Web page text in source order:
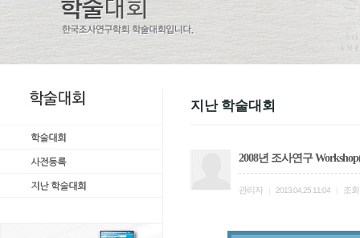
지난 학술대회
2008년 조사연구
관리자 2013.04.25 11:04 조회